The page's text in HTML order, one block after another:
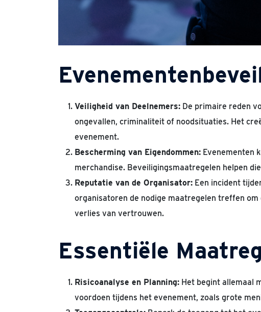
Veiligheid van Deelnemers: De primaire reden
ongevallen, criminaliteit of noodsituaties. Het
evenement.
Bescherming van Eigendommen: Evenementen
merchandise. Beveiligingsmaatregelen helpen
Reputatie van de Organisator: Een incident
organisatoren de nodige maatregelen treffen
verlies van vertrouwen.
Essentiële
Risicoanalyse en Planning: Het begint allemaal
voordoen tijdens het evenement, zoals grote